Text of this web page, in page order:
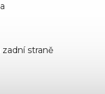
straně